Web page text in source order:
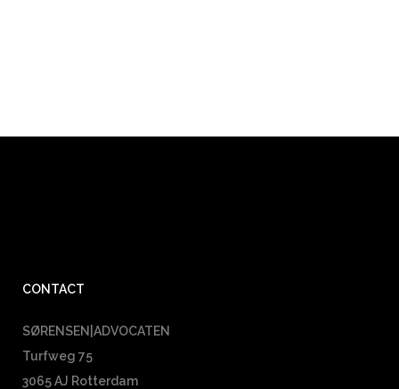
CONTACT
SØRENSEN|ADVOCATEN
Turfweg 75
3065 AJ Rotterdam